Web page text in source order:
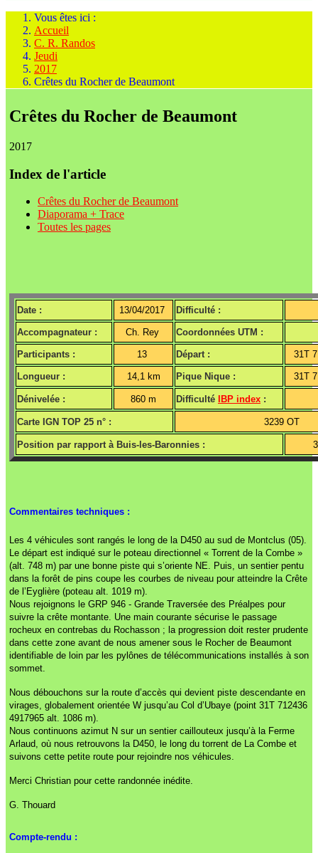
Vous êtes ici :
Accueil
C. R. Randos
Jeudi
2017
Crêtes du Rocher de Beaumont
Crêtes du Rocher de Beaumont
2017
Index de l'article
Crêtes du Rocher de Beaumont
Diaporama + Trace
Toutes les pages
Date : 13/04/2017 Difficulté :
Accompagnateur : Ch. Rey Coordonnées UTM :
Participants : 13 Départ : 31T
Longueur : 14,1 km Pique Nique : 31T
Dénivelée : 860 m Difficulté IBP index :
Carte IGN TOP 25 n° : 3239 OT
Position par rapport à Buis-les-Baronnies :
Commentaires techniques :
Les 4 véhicules sont rangés le long de la D450 au sud de Montclus (05).
Le départ est indiqué sur le poteau directionnel « Torrent de la Combe »
(alt. 748 m) par une bonne piste qui s’oriente NE. Puis, un sentier pentu
dans la forêt de pins coupe les courbes de niveau pour atteindre la Crête
de l’Eyglière (poteau alt. 1019 m).
Nous rejoignons le GRP 946 - Grande Traversée des Préalpes pour
suivre la crête montante. Une main courante sécurise le passage
rocheux en contrebas du Rochasson ; la progression doit rester prudente
dans cette zone avant de nous amener sous le Rocher de Beaumont
identifiable de loin par les pylônes de télécommunications installés à son
sommet.
Nous débouchons sur la route d’accès qui devient piste descendante en
virages, globalement orientée W jusqu’au Col d’Ubaye (point 31T 712436
4917965 alt. 1086 m).
Nous continuons azimut N sur un sentier caillouteux jusqu’à la Ferme
Arlaud, où nous retrouvons la D450, le long du torrent de La Combe et
suivons cette petite route pour rejoindre nos véhicules.
Merci Christian pour cette randonnée inédite.
G. Thouard
Compte-rendu :